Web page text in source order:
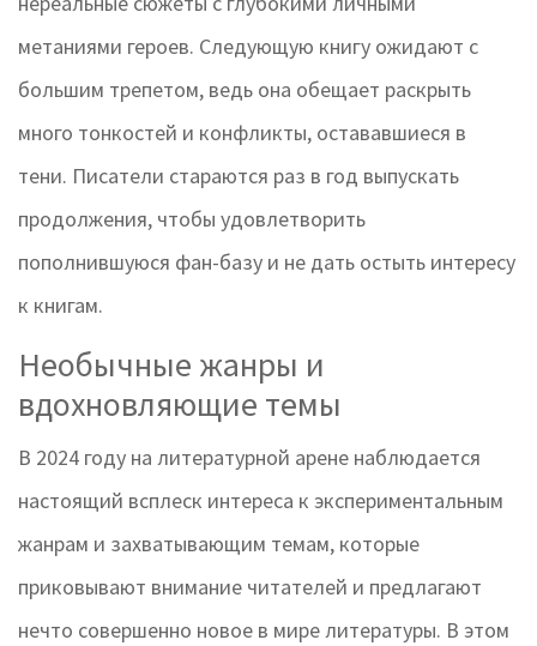
метаниями героев. Следующую книгу ожидают с
большим трепетом, ведь она обещает раскрыть
много тонкостей и конфликты, остававшиеся в
тени. Писатели стараются раз в год выпускать
продолжения, чтобы удовлетворить
пополнившуюся фан-базу и не дать остыть интересу
к книгам.
Необычные жанры и
вдохновляющие темы
В 2024 году на литературной арене наблюдается
настоящий всплеск интереса к экспериментальным
жанрам и захватывающим темам, которые
приковывают внимание читателей и предлагают
нечто совершенно новое в мире литературы. В этом